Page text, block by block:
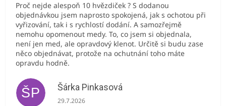
Proč nejde alespoň 10 hvězdiček ? S dodanou
objednávkou jsem naprosto spokojená, jak s ochotou při
vyřizování, tak i s rychlostí dodání. A samozřejmě
nemohu opomenout medy. To, co jsem si objednala,
není jen med, ale opravdový klenot. Určitě si budu zase
něco objednávat, protože na ochutnání toho máte
opravdu hodně.
ŠP Šárka Pinkasová
Hodnocení obchodu je 5 z 5 hvězdiček.
29.7.2026